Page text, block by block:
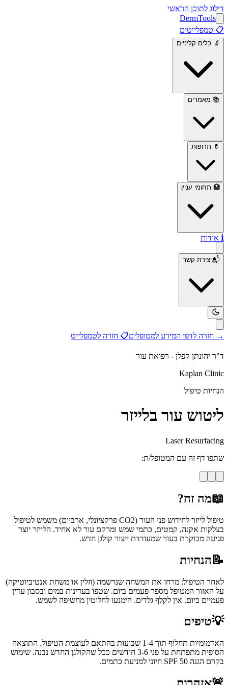
דילוג לתוכן הראשי
DermTools
📋 טמפלייטים
🔬 כלים קליניים
📚 מאמרים
💊 תרופות
🏥 תחומי עניין
ℹ️ אודות
📬יצירת קשר
→ חזרה לדפי המידע למטופלים📋 חזרה לטמפלייט
ד"ר יהונתן קפלן - רפואת עור
Kaplan Clinic
הנחיות טיפול
ליטוש עור בלייזר
Laser Resurfacing
שתפו דף זה עם המטופל/ת:
📖מה זה?
טיפול לייזר לחידוש פני העור (CO2 פרקציונלי, ארביום) משמש לטיפול
בצלקות אקנה, קמטים, כתמי שמש ומרקם עור לא אחיד. הלייזר יוצר
פגיעה מבוקרת בעור שמעודדת ייצור קולגן חדש.
📝 הנחיות
לאחר הטיפול: מרחו את המשחה שנרשמה (וזלין או משחת אנטיביוטיקה)
על האזור המטופל מספר פעמים ביום. שטפו בעדינות במים ובסבון עדין
פעמיים ביום. אין לקלף גלדים. הימנעו לחלוטין מחשיפה לשמש.
💡טיפים
האדמומיות תחלוף תוך 1-4 שבועות בהתאם לעוצמת הטיפול. התוצאה
הסופית מתפתחת על פני 3-6 חודשים ככל שהקולגן החדש נבנה. שימוש
בקרם הגנה SPF 50 חיוני למניעת כתמים.